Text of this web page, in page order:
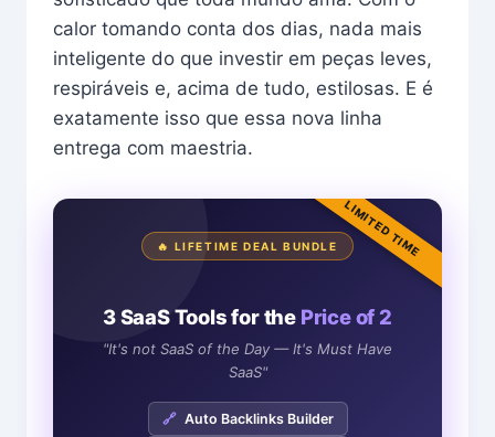
calor tomando conta dos dias, nada mais
inteligente do que investir em peças leves,
respiráveis e, acima de tudo, estilosas. E é
exatamente isso que essa nova linha
entrega com maestria.
LIMITED TIME
🔥 LIFETIME DEAL BUNDLE
3 SaaS Tools for the Price of 2
"It's not SaaS of the Day — It's Must Have
SaaS"
🔗 Auto Backlinks Builder